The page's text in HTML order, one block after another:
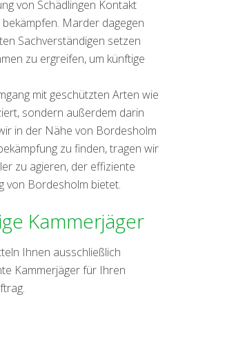
von Schädlingen Kontakt
Marder dagegen
Sachverständigen setzen
zu ergreifen, um künftige
mit geschützten Arten wie
sondern außerdem darin
in der Nähe von Bordesholm
zu finden, tragen wir
zu agieren, der effiziente
von Bordesholm bietet.
Kammerjäger
Ihnen ausschließlich
Kammerjäger für Ihren